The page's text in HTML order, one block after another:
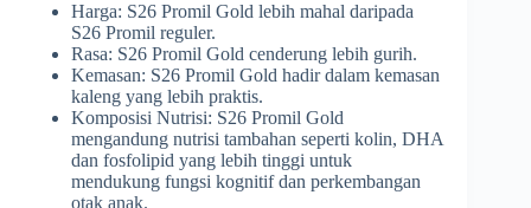
Harga: S26 Promil Gold lebih mahal daripada
S26 Promil reguler.
Rasa: S26 Promil Gold cenderung lebih gurih.
Kemasan: S26 Promil Gold hadir dalam kemasan
kaleng yang lebih praktis.
Komposisi Nutrisi: S26 Promil Gold
mengandung nutrisi tambahan seperti kolin, DHA
dan fosfolipid yang lebih tinggi untuk
mendukung fungsi kognitif dan perkembangan
otak anak.